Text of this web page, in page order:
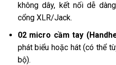
không dây, kết nối dễ
cổng XLR/Jack.
02 micro cầm tay
phát biểu hoặc hát (có thể
bộ).